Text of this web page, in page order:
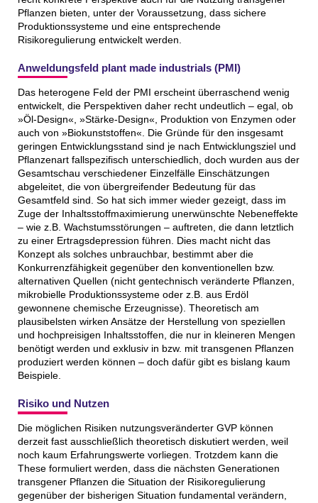
Pflanzen bieten, unter der Voraussetzung, dass sichere
Produktionssysteme und eine entsprechende
Risikoregulierung entwickelt werden.
Anweldungsfeld plant made industrials (PMI)
Das heterogene Feld der PMI erscheint überraschend wenig
entwickelt, die Perspektiven daher recht undeutlich – egal, ob
»Öl-Design«, »Stärke-Design«, Produktion von Enzymen oder
auch von »Biokunststoffen«. Die Gründe für den insgesamt
geringen Entwicklungsstand sind je nach Entwicklungsziel und
Pflanzenart fallspezifisch unterschiedlich, doch wurden aus der
Gesamtschau verschiedener Einzelfälle Einschätzungen
abgeleitet, die von übergreifender Bedeutung für das
Gesamtfeld sind. So hat sich immer wieder gezeigt, dass im
Zuge der Inhaltsstoffmaximierung unerwünschte Nebeneffekte
– wie z.B. Wachstumsstörungen – auftreten, die dann letztlich
zu einer Ertragsdepression führen. Dies macht nicht das
Konzept als solches unbrauchbar, bestimmt aber die
Konkurrenzfähigkeit gegenüber den konventionellen bzw.
alternativen Quellen (nicht gentechnisch veränderte Pflanzen,
mikrobielle Produktionssysteme oder z.B. aus Erdöl
gewonnene chemische Erzeugnisse). Theoretisch am
plausibelsten wirken Ansätze der Herstellung von speziellen
und hochpreisigen Inhaltsstoffen, die nur in kleineren Mengen
benötigt werden und exklusiv in bzw. mit transgenen Pflanzen
produziert werden können – doch dafür gibt es bislang kaum
Beispiele.
Risiko und Nutzen
Die möglichen Risiken nutzungsveränderter GVP können
derzeit fast ausschließlich theoretisch diskutiert werden, weil
noch kaum Erfahrungswerte vorliegen. Trotzdem kann die
These formuliert werden, dass die nächsten Generationen
transgener Pflanzen die Situation der Risikoregulierung
gegenüber der bisherigen Situation fundamental verändern,